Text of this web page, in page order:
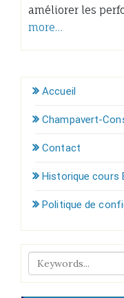
améliorer les
more…
Accueil
Champavert-
Contact
Historique cours
Politique de